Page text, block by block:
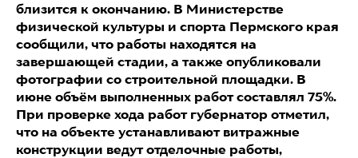
близится к окончанию. В Министерстве
физической культуры и спорта Пермского края
сообщили, что работы находятся на
завершающей стадии, а также опубликовали
фотографии со строительной площадки. В
июне объём выполненных работ составлял 75%.
При проверке хода работ губернатор отметил,
что на объекте устанавливают витражные
конструкции ведут отделочные работы,